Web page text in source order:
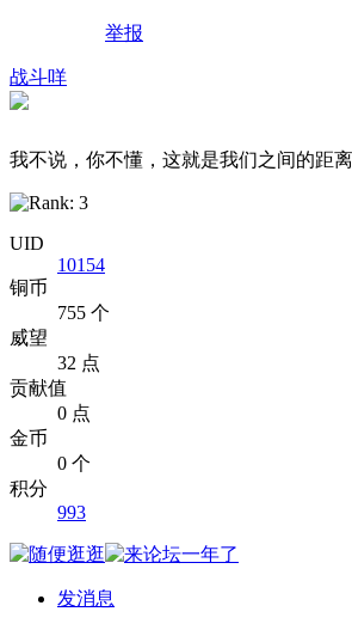
举报
战斗咩
我不说，你不懂，这就是我们之间的距离
UID
10154
铜币
755 个
威望
32 点
贡献值
0 点
金币
0 个
积分
993
发消息